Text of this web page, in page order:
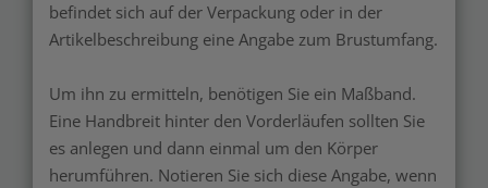
befindet sich auf der Verpackung oder in der
Artikelbeschreibung eine Angabe zum Brustumfang.
Um ihn zu ermitteln, benötigen Sie ein Maßband.
Eine Handbreit hinter den Vorderläufen sollten Sie
es anlegen und dann einmal um den Körper
herumführen. Notieren Sie sich diese Angabe, wenn